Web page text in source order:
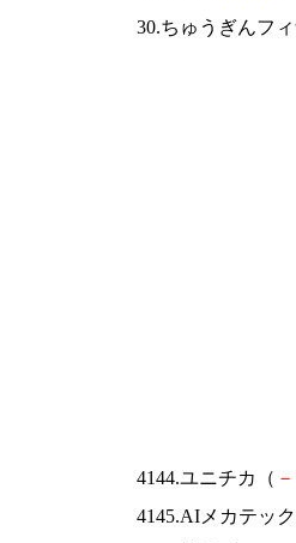
30.ちゅうぎんフ
4144.ユニチカ（ －
4145.AIメカテッ